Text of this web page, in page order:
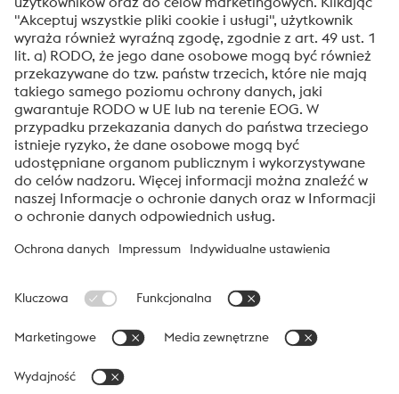
Tak! Chcę otrzymywać okazjonalne informacje,
zaproszenia i inne istotne wiadomości.
Prześlij
Weryfikacja antybotowa
Kliknij, aby rozpocząć weryfikację
FriendlyCaptcha ⇗
voestalpine High Performance Metals Polska jest spółką
voestalpine. Dywizja skupia się na produktach dedykowanych
liderem w stalach narzędzowych i specjalnych.